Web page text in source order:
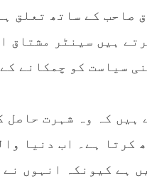
صاحب کے ساتھ تعلق
ہیں سینٹر مشتاق
سیاست کو چمکانے
ہیں کہ وہ شہرت حاصل
کرتا ہے۔ اب دنیا
ہے کیونکہ انہوں نے